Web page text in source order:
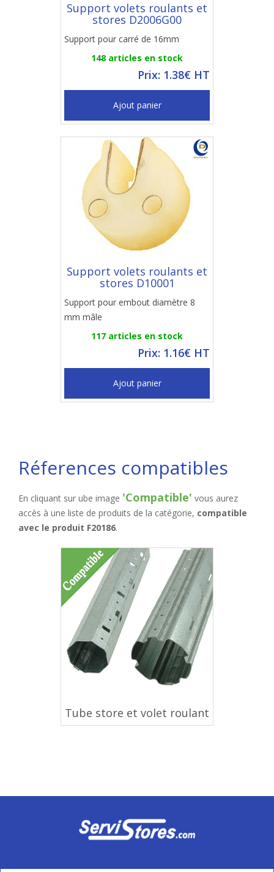
Support volets roulants et
stores D2006G00
Support pour carré de 16mm
148 articles en stock
Prix: 1.38€ HT
Ajout panier
Support volets roulants et
stores D10001
Support pour embout diamètre 8
mm mâle
117 articles en stock
Prix: 1.16€ HT
Ajout panier
Réferences compatibles
En cliquant sur ube image 'Compatible' vous aurez
accès à une liste de produits de la catégorie, compatible
avec le produit F20186.
Tube store et volet roulant